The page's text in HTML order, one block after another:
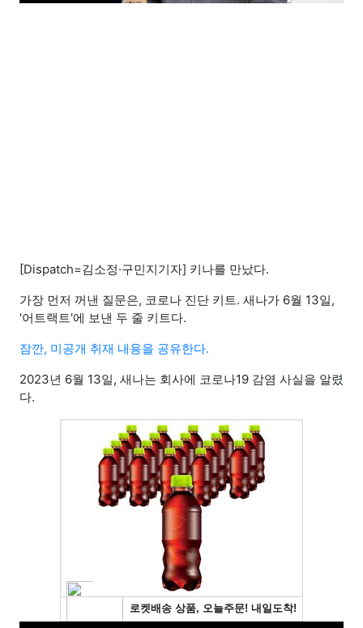
[Dispatch=김소정·구민지기자] 키나를 만났다.
가장 먼저 꺼낸 질문은, 코로나 진단 키트. 새나가 6월 13일,
'어트랙트'에 보낸 두 줄 키트다.
잠깐, 미공개 취재 내용을 공유한다.
2023년 6월 13일, 새나는 회사에 코로나19 감염 사실을 알렸
다.